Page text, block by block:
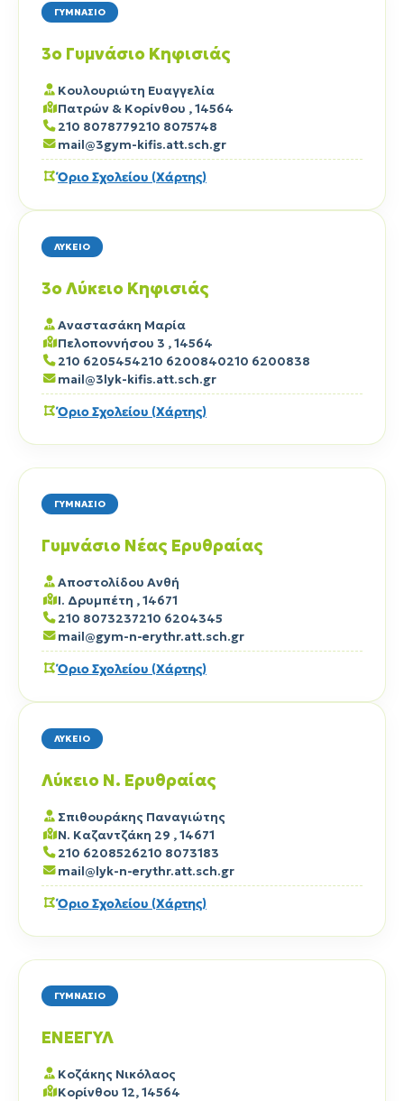
ΓΥΜΝΑΣΙΟ
3ο Γυμνάσιο Κηφισιάς
Κουλουριώτη Ευαγγελία
Πατρών & Κορίνθου , 14564
210 8078779210 8075748
mail@3gym-kifis.att.sch.gr
Όριο Σχολείου (Χάρτης)
ΛΥΚΕΙΟ
3ο Λύκειο Κηφισιάς
Αναστασάκη Μαρία
Πελοποννήσου 3 , 14564
210 6205454210 6200840210 6200838
mail@3lyk-kifis.att.sch.gr
Όριο Σχολείου (Χάρτης)
ΓΥΜΝΑΣΙΟ
Γυμνάσιο Νέας Ερυθραίας
Αποστολίδου Ανθή
Ι. Δρυμπέτη , 14671
210 8073237210 6204345
mail@gym-n-erythr.att.sch.gr
Όριο Σχολείου (Χάρτης)
ΛΥΚΕΙΟ
Λύκειο Ν. Ερυθραίας
Σπιθουράκης Παναγιώτης
Ν. Καζαντζάκη 29 , 14671
210 6208526210 8073183
mail@lyk-n-erythr.att.sch.gr
Όριο Σχολείου (Χάρτης)
ΓΥΜΝΑΣΙΟ
ΕΝΕΕΓΥΛ
Κοζάκης Νικόλαος
Κορίνθου 12, 14564